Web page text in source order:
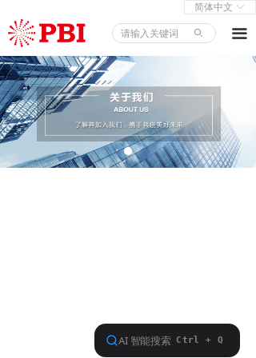
ꄙ 끀
首页
产品中心
解决方案
新闻中心
关于我们
ꀅ
简体中文